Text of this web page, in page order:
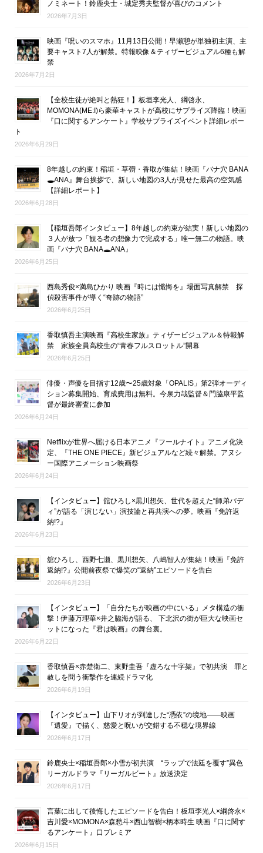
ノミネート！鈴鹿央士・城定秀夫監督が喜びのコメント
2026年7月3日
映画『呪いのスマホ』11月13日公開！早瀬憩が単独初主演、主
要キャスト7人が解禁。特報映像＆ティザービジュアル6種も解
禁
2026年7月2日
【全校生徒が絶叫と熱狂！】板垣李光人、綱啓永、
MOMONA(ME:I)ら豪華キャストが高校にサプライズ降臨！映画
『口に関するアンケート』学校サプライズイベント詳細レポー
ト
2026年6月29日
8年越しの約束！稲垣・草彅・香取が集結！映画『バナ穴 BANA
🕳ANA』舞台挨拶で、新しい地図の3人が見せた最高の空気感
【詳細レポート】
2026年6月28日
【稲垣吾郎インタビュー】8年越しの約束が結実！新しい地図の
３人が放つ「観る者の想像力で完成する」唯一無二の物語。映
画『バナ穴 BANA🕳ANA』
2026年6月25日
西島秀俊×満島ひかり 映画『時には懺悔を』場面写真解禁 探
偵殺害事件が導く“奇跡の物語”
2026年6月25日
香取慎吾主演映画『高校生家族』ティザービジュアル＆特報解
禁 家族全員高校生の“青春フルスロットル”開幕
2026年6月25日
俳優・声優を目指す12歳〜25歳対象「OPALIS」第2弾オーディ
ション募集開始、育成費用は無料。今泉力哉監督＆門脇康平監
督が最終審査に参加
2026年6月24日
Netflixが世界へ届ける日本アニメ『フールナイト』アニメ化決
定、『THE ONE PIECE』新ビジュアルなど続々解禁。アヌシ
ー国際アニメーション映画祭
2026年6月24日
【インタビュー】舘ひろし×黒川想矢、世代を超えた“師弟バデ
ィ”が語る「演じない」演技論と再共演への夢。映画『免許返
納!?』
2026年6月23日
舘ひろし、西野七瀬、黒川想矢、八嶋智人が集結！映画『免許
返納!?』公開前夜祭で爆笑の“返納”エピソードを告白
2026年6月23日
【インタビュー】「自分たちが映画の中にいる」メタ構造の衝
撃！伊藤万理華×井之脇海が語る、 下北沢の街が巨大な映画セ
ットになった『君は映画』の舞台裏。
2026年6月22日
香取慎吾×赤楚衛二、東野圭吾『虚ろな十字架』で初共演 罪と
赦しを問う衝撃作を連続ドラマ化
2026年6月19日
【インタビュー】山下リオが到達した“憑依”の境地――映画
『遺愛』で描く、慈愛と呪いが交錯する不穏な境界線
2026年6月17日
鈴鹿央士×稲垣吾郎×小雪が初共演 “ラップで法廷を覆す”異色
リーガルドラマ『リーガルビート』放送決定
2026年6月17日
言葉に出して後悔したエピソードを告白！板垣李光人×綱啓永×
吉川愛×MOMONA×森愁斗×西山智樹×柄本時生 映画『口に関す
るアンケート』口プレミア
2026年6月15日